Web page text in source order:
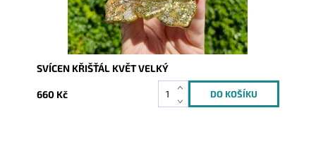
SVÍCEN KŘIŠŤÁL KVĚT VELKÝ
660 Kč